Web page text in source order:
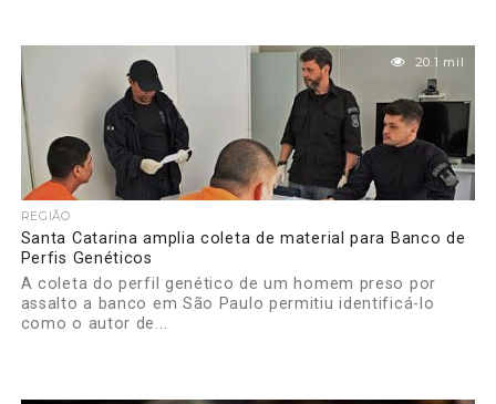
20.1 mil
REGIÃO
Santa Catarina amplia coleta de material para Banco de
Perfis Genéticos
A coleta do perfil genético de um homem preso por
assalto a banco em São Paulo permitiu identificá-lo
como o autor de...